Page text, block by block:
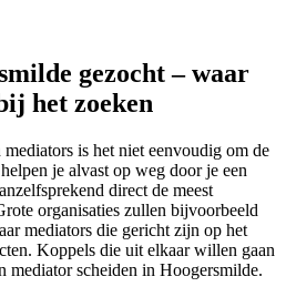
gezocht – waar
het zoeken
is het niet eenvoudig om de
je alvast op weg door je een
direct de meest
organisaties zullen bijvoorbeeld
mediators die gericht zijn op het
Koppels die uit elkaar willen gaan
mediator scheiden in Hoogersmilde.